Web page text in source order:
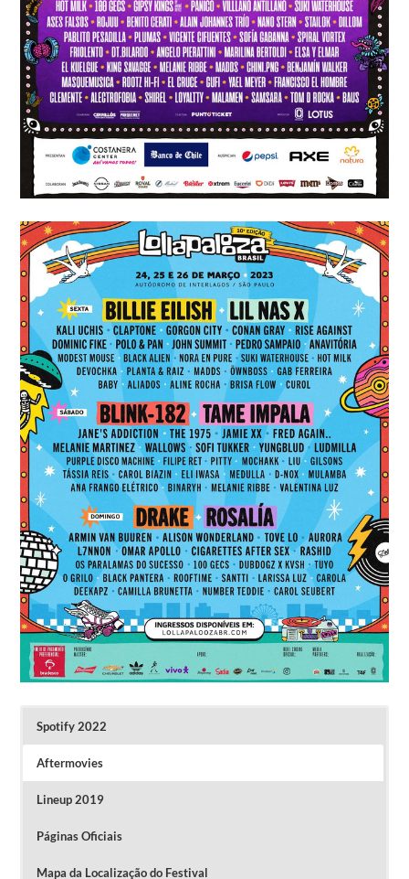
Spotify 2022
Aftermovies
Lineup 2019
Páginas Oficiais
Mapa da Localização do Festival